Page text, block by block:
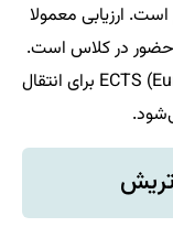
یک درس، حداقل نمره ۴ لازم است. ارزیابی معمولا
و حضور در کلاس است.
سیستم ECTS (European Credit Transfer System) برای انتقال